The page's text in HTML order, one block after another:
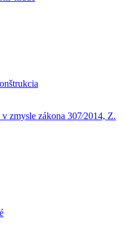
zmysle zákona 307⁄2014, Z.